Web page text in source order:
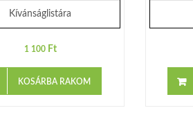
Kívánságlistára
1 100 Ft
KOSÁRBA RAKOM